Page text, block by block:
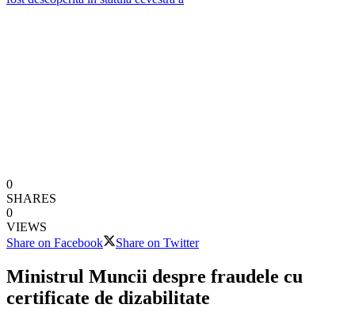
0
SHARES
0
VIEWS
Share on Facebook
Share on Twitter
Ministrul Muncii despre fraudele cu
certificate de dizabilitate